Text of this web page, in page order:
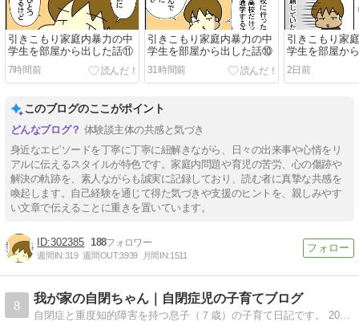
引きこもり家庭内暴力の中
学生を部屋から出した話⑪
7時間前
引きこもり家庭内暴力の中
学生を部屋から出した話⑩
31時間前
引きこもり家
学生を部屋か
2日前
このブログのここがポイント
体験談主体の共感と気づき
身近なエピソードを丁寧に丁寧に紐解きながら、日々の出来事や心情をリ
アルに伝えるスタイルが特色です。家庭内問題や育児の苦労、心の傷跡や
解決の軌跡を、素人ながらも誠実に記録しており、読む者に真摯な共感を
喚起します。自己経験を通じて得た気づきや支援のヒントを、親しみやす
い文章で伝えることに重きを置いています。
302385 188
週間IN:319 週間OUT:3939 月間IN:1511
8
我が家の自閉ちゃん｜自閉症児の子育てブログ
自閉症と重度知的障害を持つ息子（７歳）の子育て日記です。 2022年8月に弟が生まれ、7歳差兄弟となりました！！主に父が更新します。 ４人家族の明るいほのぼの系日記になりますので、気楽に見てください。